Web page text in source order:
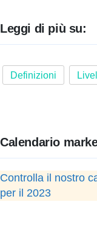
Leggi di più su:
Definizioni
Calendario
Controlla il nostro
per il 2023